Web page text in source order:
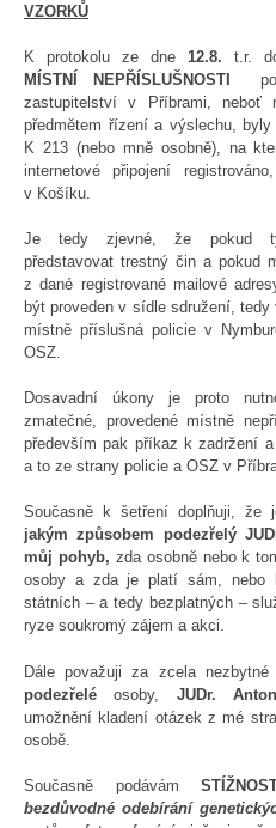
VZORKŮ
K protokolu ze dne 12.8. t.r.
MÍSTNÍ NEPŘÍSLUŠNOSTI
zastupitelství v Příbrami, neboť
předmětem řízení a výslechu, byly
K 213 (nebo mně osobně), na
internetové připojení
v Košíku.
Je tedy zjevné, že pokud
představovat trestný čin a pokud
z dané registrované mailové
být proveden v sídle sdružení,
místně příslušná policie v
OSZ.
Dosavadní úkony je proto
zmatečné, provedené místně
především pak příkaz k zadržení
a to ze strany policie a OSZ v
Současně k šetření doplňuji, že
jakým způsobem podezřelý
můj pohyb, zda osobně nebo k
osoby a zda je platí sám, nebo
státních – a tedy bezplatných –
ryze soukromý zájem a akci.
Dále považuji za zcela nezbytné
podezřelé osoby, JUDr.
umožnění kladení otázek z mé
osobě.
Současně podávám
bezdůvodné odebírání